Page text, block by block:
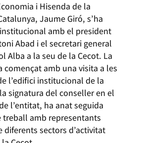
i Hisenda de la
Jaume Giró, s’ha
amb el president
Abad i el secretari general
Alba a la seu de la Cecot. La
començat amb una visita a les
l’edifici institucional de la
signatura del conseller en el
l’entitat, ha anat seguida
treball amb representants
diferents sectors d’activitat